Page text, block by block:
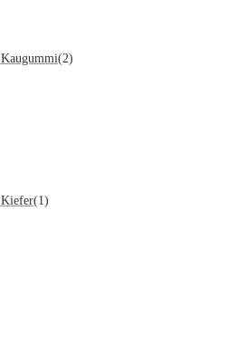
Kaugummi(2)
Kiefer(1)